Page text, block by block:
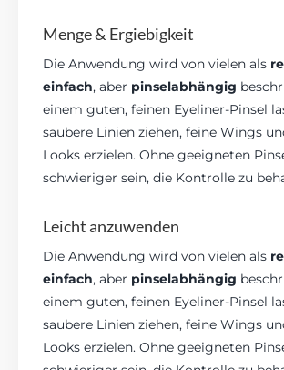
Menge & Ergiebigkeit
Die Anwendung wird von vielen als
einfach, aber pinselabhängig
einem guten, feinen Eyeliner-Pinsel
saubere Linien ziehen, feine Wings
Looks erzielen. Ohne geeigneten
schwieriger sein, die Kontrolle zu
Leicht anzuwenden
Die Anwendung wird von vielen als
einfach, aber pinselabhängig
einem guten, feinen Eyeliner-Pinsel
saubere Linien ziehen, feine Wings
Looks erzielen. Ohne geeigneten